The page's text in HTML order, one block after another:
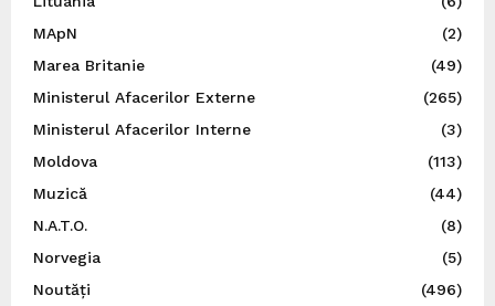
MApN
(2)
Marea Britanie
(49)
Ministerul Afacerilor Externe
(265)
Ministerul Afacerilor Interne
(3)
Moldova
(113)
Muzică
(44)
N.A.T.O.
(8)
Norvegia
(5)
Noutăți
(496)